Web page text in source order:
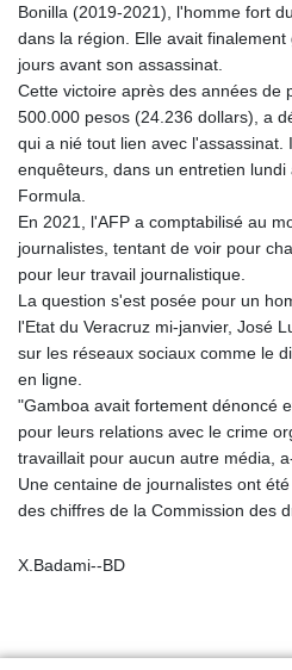
Bonilla (2019-2021), l'homme fort
dans la région. Elle avait
jours avant son assassinat.
Cette victoire après des années de
500.000 pesos (24.236 dollars), a
qui a nié tout lien avec
enquêteurs, dans un entretien
Formula.
En 2021, l'AFP a comptabilisé au
journalistes, tentant de voir pour
pour leur travail journalistique.
La question s'est posée pour un
l'Etat du Veracruz mi-janvier, José
sur les réseaux sociaux comme le
en ligne.
"Gamboa avait fortement dénoncé
pour leurs relations avec le crime
travaillait pour aucun autre média,
Une centaine de journalistes ont
des chiffres de la Commission des
X.Badami--BD